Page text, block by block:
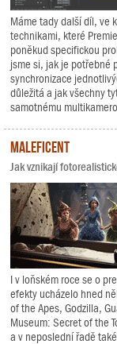
Máme tady další díl, ve
technikami, které
poněkud specifickou
jsme si, jak je potřebné
synchronizace
důležitá a jak všechny
samotnému
Maleficent
Jak vznikají
I v loňském roce se o
efekty ucházelo hned
of the Apes, Godzilla,
Museum: Secret of the
a v neposlední řadě